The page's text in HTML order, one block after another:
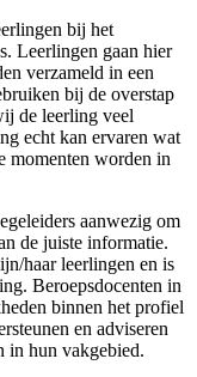
bij het
Leerlingen gaan hier
verzameld in een
bij de overstap
de leerling veel
echt kan ervaren wat
momenten worden in
aanwezig om
de juiste informatie.
haar leerlingen en is
Beroepsdocenten in
binnen het profiel
en adviseren
in hun vakgebied.